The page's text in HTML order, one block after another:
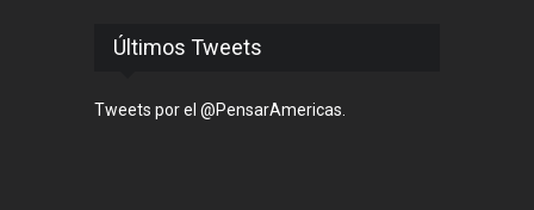
Últimos Tweets
Tweets por el @PensarAmericas.